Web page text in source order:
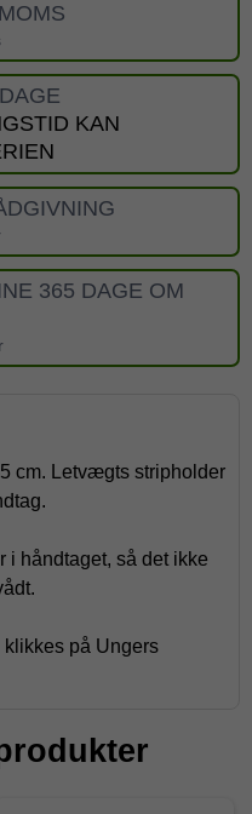
KAN
365 DAGE OM
cm. Letvægts stripholder
i håndtaget, så det ikke
klikkes på Ungers